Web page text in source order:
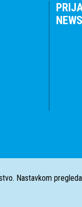
Nastavkom pregleda